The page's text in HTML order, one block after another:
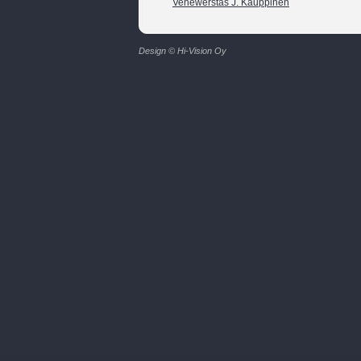
Venewerstas J. Kauppinen
Design © Hi-Vision Oy